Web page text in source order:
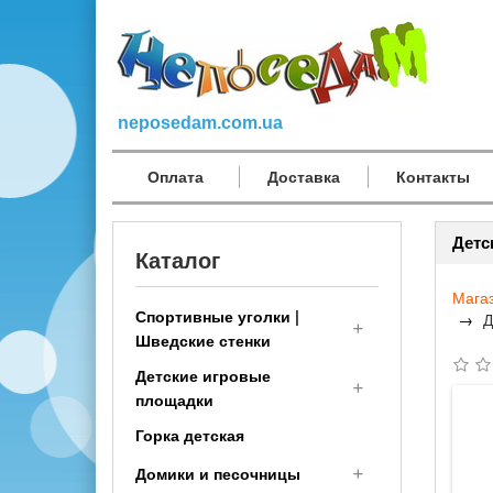
neposedam.com.ua
Оплата Доставка Контакты
Каталог
Спортивные уголки |
Шведские стенки
Спортивный комплекс
детям (малышам с 1 года)
Шведская стенка
Детские игровые
площадки
Деревянные детские
Горка детская
Домики и песочницы